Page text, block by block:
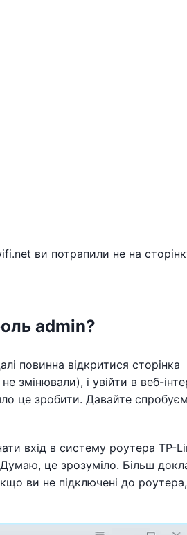
ви потрапили не на
admin?
повинна відкритися сторінка
змінювали), і увійти в веб-
це зробити. Давайте
вхід в систему роутера TP-
це зрозуміло. Більш
ви не підключені до